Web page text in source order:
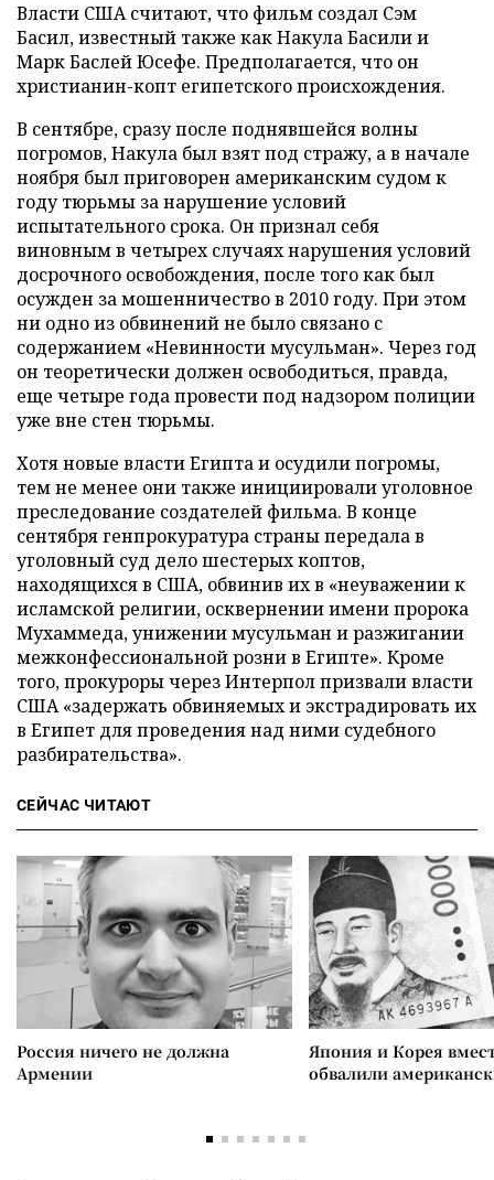
Власти США считают, что фильм создал Сэм
Басил, известный также как Накула Басили и
Марк Баслей Юсефе. Предполагается, что он
христианин-копт египетского происхождения.
В сентябре, сразу после поднявшейся волны
погромов, Накула был взят под стражу, а в начале
ноября был приговорен американским судом к
году тюрьмы за нарушение условий
испытательного срока. Он признал себя
виновным в четырех случаях нарушения условий
досрочного освобождения, после того как был
осужден за мошенничество в 2010 году. При этом
ни одно из обвинений не было связано с
содержанием «Невинности мусульман». Через год
он теоретически должен освободиться, правда,
еще четыре года провести под надзором полиции
уже вне стен тюрьмы.
Хотя новые власти Египта и осудили погромы,
тем не менее они также инициировали уголовное
преследование создателей фильма. В конце
сентября генпрокуратура страны передала в
уголовный суд дело шестерых коптов,
находящихся в США, обвинив их в «неуважении к
исламской религии, осквернении имени пророка
Мухаммеда, унижении мусульман и разжигании
межконфессиональной розни в Египте». Кроме
того, прокуроры через Интерпол призвали власти
США «задержать обвиняемых и экстрадировать их
в Египет для проведения над ними судебного
разбирательства».
СЕЙЧАС ЧИТАЮТ
Россия ничего не должна
Армении
Япония и Корея
обвалили